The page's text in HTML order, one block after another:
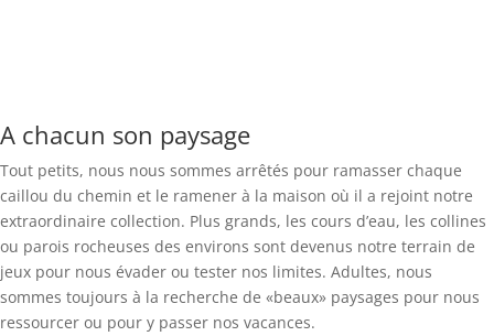
A chacun son paysage
Tout petits, nous nous sommes arrêtés pour ramasser chaque
caillou du chemin et le ramener à la maison où il a rejoint notre
extraordinaire collection. Plus grands, les cours d’eau, les collines
ou parois rocheuses des environs sont devenus notre terrain de
jeux pour nous évader ou tester nos limites. Adultes, nous
sommes toujours à la recherche de «beaux» paysages pour nous
ressourcer ou pour y passer nos vacances.